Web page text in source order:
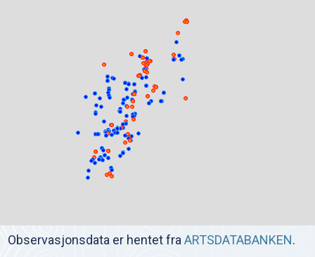
Observasjonsdata er hentet fraARTSDATABANKEN.